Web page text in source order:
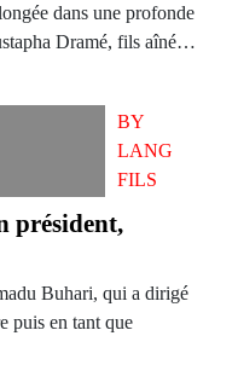
dans une profonde
Dramé, fils aîné…
BY
LANG
FILS
président,
Buhari, qui a dirigé
puis en tant que